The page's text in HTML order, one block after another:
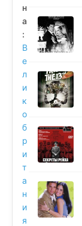
н
а
:
В
е
л
и
к
о
б
р
и
т
а
н
и
я